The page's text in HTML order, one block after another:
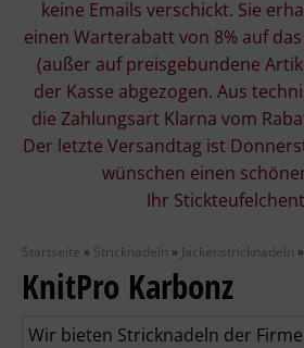
Stickgarne
Stoffe
Mill Hill Beads
Wolle
Stricknadeln
keine Emails verschickt. Sie
einen Warterabatt von 8% auf
(außer auf preisgebundene
der Kasse abgezogen. Aus
die Zahlungsart Klarna vom
Der letzte Versandtag ist
wünschen einen
Ihr
Startseite » Stricknadeln » Jackenstricknadeln »
KnitPro Karbonz
Wir bieten Stricknadeln der